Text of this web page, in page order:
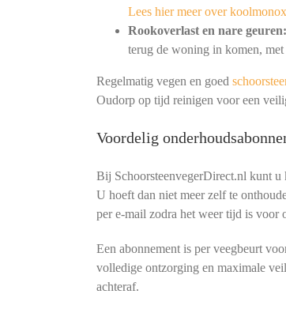
Lees hier meer over
Rookoverlast en nare geuren:
terug de woning in komen,
Regelmatig vegen en goed
Oudorp op tijd reinigen voor een
Voordelig
Bij SchoorsteenvegerDirect.nl kunt u
U hoeft dan niet meer zelf te
per e-mail zodra het weer tijd is voor
Een abonnement is per veegbeurt
volledige ontzorging en maximale
achteraf.